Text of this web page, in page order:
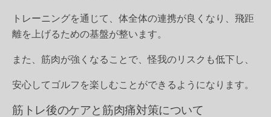
トレーニングを通じて、体全体の連携が良くなり、飛距
離を上げるための基盤が整います。
また、筋肉が強くなることで、怪我のリスクも低下し、
安心してゴルフを楽しむことができるようになります。
筋トレ後のケアと筋肉痛対策について